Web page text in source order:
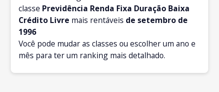
classe Previdência Renda Fixa Duração Baixa
Crédito Livre mais rentáveis de setembro de
1996
Você pode mudar as classes ou escolher um ano e
mês para ter um ranking mais detalhado.